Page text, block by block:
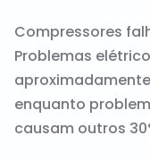
Compressores
Problemas
enquanto
causam outros